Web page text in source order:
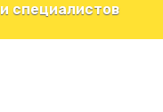
специалистов